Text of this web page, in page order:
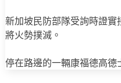
新加坡民防部隊受詢時證
將火勢撲滅。
停在路邊的一輛康福德高德